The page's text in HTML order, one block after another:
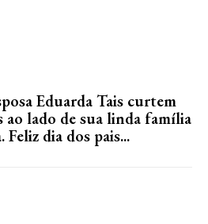
Eduarda Tais curtem
ao lado de sua linda família
dia dos pais...